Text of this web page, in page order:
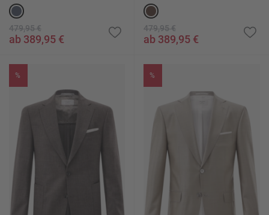
479,95 €
ab 389,95 €
479,95 €
ab 389,95 €
% %